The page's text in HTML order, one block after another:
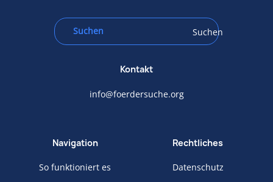
Suchen
Kontakt
info@foerdersuche.org
Navigation
So funktioniert es
Rechtliches
Datenschutz